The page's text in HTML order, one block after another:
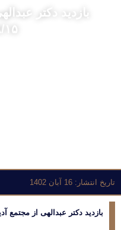
بازدید دکتر
تاریخ انتشار: 16 آبان 1402
بازدید دکتر عبدالهی از مجتمع آدینه